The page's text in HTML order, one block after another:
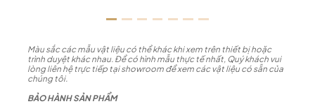
Màu sắc các mẫu vật liệu có thể khác khi xem trên thiết bị hoặc
trình duyệt khác nhau. Để có hình mẫu thực tế nhất, Quý khách vui
lòng liên hệ trực tiếp tại showroom để xem các vật liệu có sẵn của
chúng tôi.
BẢO HÀNH SẢN PHẨM